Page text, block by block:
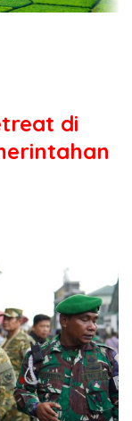
di